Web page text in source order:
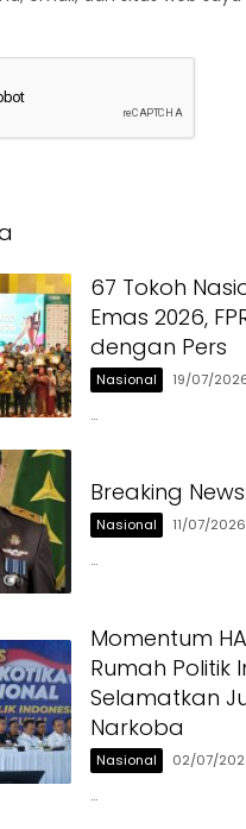
67 Tokoh
Emas 2026,
dengan Pers
Nasional 19/07/
…
Breaking
Nasional 11/07/2026
…
Momentum
Rumah Politik
Selamatkan
Narkoba
Nasional 02/07/
…